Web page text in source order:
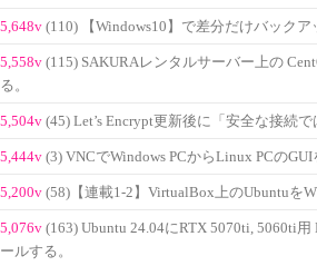
5,648v (110) 【Windows10】で差分だけバックア
5,558v (115) SAKURAレンタルサーバー上の
る。
5,504v (45) Let’s Encrypt更新後に「安全な接続で
5,444v (3) VNCでWindows PCからLinux PCのGUI
5,200v (58)【連載1-2】VirtualBox上のUbuntuを
5,076v (163) Ubuntu 24.04にRTX 5070ti, 5060ti
ールする。